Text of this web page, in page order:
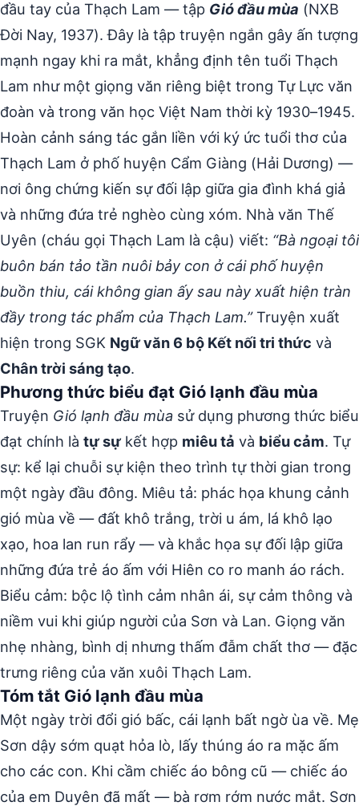
đầu tay của Thạch Lam — tập Gió đầu mùa (NXB
Đời Nay, 1937). Đây là tập truyện ngắn gây ấn tượng
mạnh ngay khi ra mắt, khẳng định tên tuổi Thạch
Lam như một giọng văn riêng biệt trong Tự Lực văn
đoàn và trong văn học Việt Nam thời kỳ 1930–1945.
Hoàn cảnh sáng tác gắn liền với ký ức tuổi thơ của
Thạch Lam ở phố huyện Cẩm Giàng (Hải Dương) —
nơi ông chứng kiến sự đối lập giữa gia đình khá giả
và những đứa trẻ nghèo cùng xóm. Nhà văn Thế
Uyên (cháu gọi Thạch Lam là cậu) viết: “Bà ngoại tôi
buôn bán tảo tần nuôi bảy con ở cái phố huyện
buồn thiu, cái không gian ấy sau này xuất hiện tràn
đầy trong tác phẩm của Thạch Lam.”Truyện xuất
hiện trong SGK Ngữ văn 6 bộ Kết nối tri thức và
Chân trời sáng tạo.
Phương thức biểu đạt Gió lạnh đầu mùa
Truyện Gió lạnh đầu mùa sử dụng phương thức biểu
đạt chính là tự sự kết hợp miêu tả và biểu cảm. Tự
sự: kể lại chuỗi sự kiện theo trình tự thời gian trong
một ngày đầu đông. Miêu tả: phác họa khung cảnh
gió mùa về — đất khô trắng, trời u ám, lá khô lạo
xạo, hoa lan run rẩy — và khắc họa sự đối lập giữa
những đứa trẻ áo ấm với Hiên co ro manh áo rách.
Biểu cảm: bộc lộ tình cảm nhân ái, sự cảm thông và
niềm vui khi giúp người của Sơn và Lan. Giọng văn
nhẹ nhàng, bình dị nhưng thấm đẫm chất thơ — đặc
trưng riêng của văn xuôi Thạch Lam.
Tóm tắt Gió lạnh đầu mùa
Một ngày trời đổi gió bấc, cái lạnh bất ngờ ùa về. Mẹ
Sơn dậy sớm quạt hỏa lò, lấy thúng áo ra mặc ấm
cho các con. Khi cầm chiếc áo bông cũ — chiếc áo
của em Duyên đã mất — bà rơm rớm nước mắt. Sơn